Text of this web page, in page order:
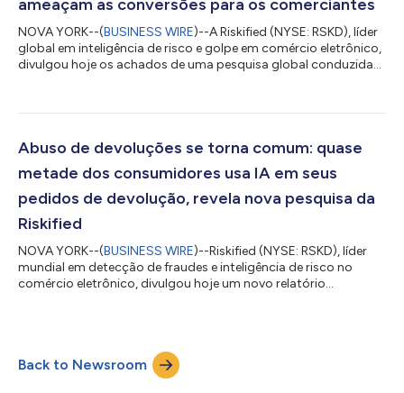
ameaçam as conversões para os comerciantes
NOVA YORK--(BUSINESS WIRE)--A Riskified (NYSE: RSKD), líder
global em inteligência de risco e golpe em comércio eletrônico,
divulgou hoje os achados de uma pesquisa global conduzida
de reserva e a confiança nas ferramentas de viagem digitais e
consumidores nos Estados Unidos, Reino Unido, China, Japão,
Abuso de devoluções se torna comum: quase
metade dos consumidores usa IA em seus
pedidos de devolução, revela nova pesquisa da
Riskified
NOVA YORK--(BUSINESS WIRE)--Riskified (NYSE: RSKD), líder
mundial em detecção de fraudes e inteligência de risco no
comércio eletrônico, divulgou hoje um novo relatório
eletrônico estão evoluindo na era da inteligência artificial (IA). O
estudo encomendado pela Riskified e conduzido pela eTail
Insights, tem por base uma pesquisa com 2.09...
Back to Newsroom